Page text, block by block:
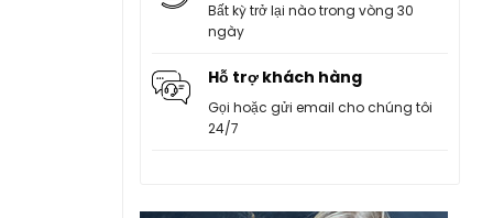
Bất kỳ trở lại nào trong vòng 30
ngày
Hỗ trợ khách hàng
Gọi hoặc gửi email cho chúng tôi
24/7